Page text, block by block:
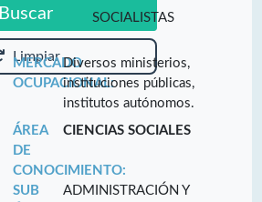
Buscar
Limpiar
SOCIALISTAS
MERCADO
OCUPACIONAL:
Diversos ministerios,
instituciones públicas,
institutos autónomos.
ÁREA
DE
CONOCIMIENTO:
CIENCIAS SOCIALES
SUB
ADMINISTRACIÓN Y